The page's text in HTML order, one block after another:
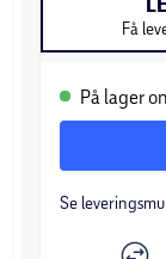
Få
På lager
Se